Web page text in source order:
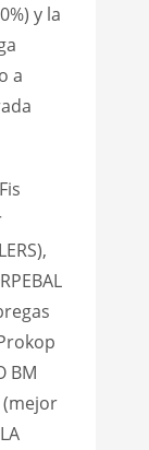
y la
a
BM
(mejor